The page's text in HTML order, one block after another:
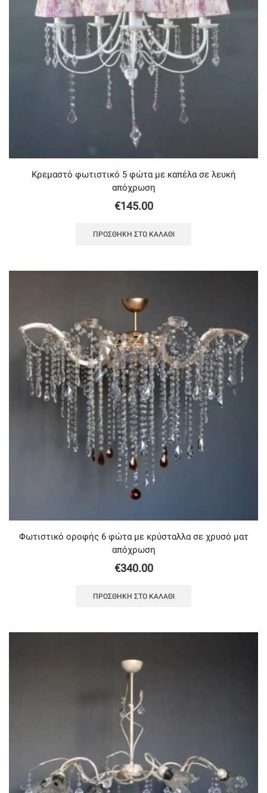
Κρεμαστό φωτιστικό 5 φώτα με καπέλα σε λευκή
απόχρωση
€145.00
ΠΡΟΣΘΉΚΗ ΣΤΟ ΚΑΛΆΘΙ
Φωτιστικό οροφής 6 φώτα με κρύσταλλα σε χρυσό ματ
απόχρωση
€340.00
ΠΡΟΣΘΉΚΗ ΣΤΟ ΚΑΛΆΘΙ